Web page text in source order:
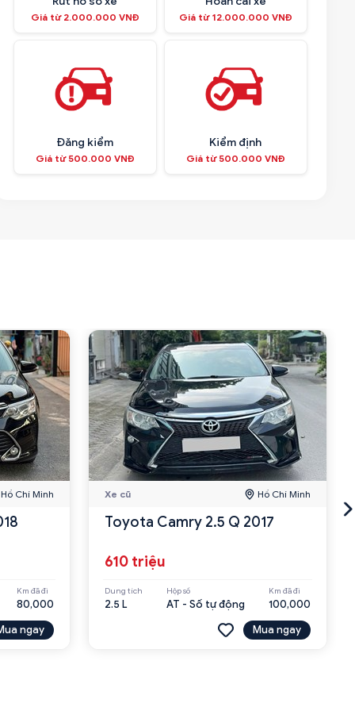
Giá từ 2.000.000 VNĐ Giá từ 12.000.000 VNĐ
Đăng kiểm
Giá từ 500.000 VNĐ
Kiểm định
Giá từ 500.000 VNĐ
Hồ Chí Minh
Km đã đi
80,000
ngay
Xe cũ Hồ Chí Minh
Toyota Camry 2.5 Q 2017
610 triệu
Dung tích
2.5 L
Hộp số
AT - Số tự động
Km đã đi
100,000
Mua ngay